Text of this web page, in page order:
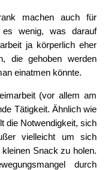
machen auch für
wenig, was darauf
ja körperlich eher
diegehoben werden
einatmen könnte.
(vor allem am
Tätigkeit. Ähnlich wie
die Notwendigkeit, sich
vielleicht um sich
Snack zu holen.
durch